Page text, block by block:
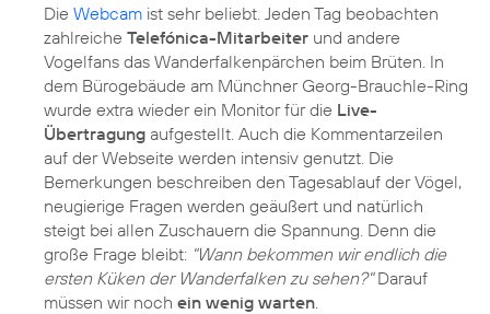
Die Webcam ist sehr beliebt. Jeden Tag beobachten
zahlreiche Telefónica-Mitarbeiter und andere
Vogelfans das Wanderfalkenpärchen beim Brüten. In
dem Bürogebäude am Münchner Georg-Brauchle-Ring
wurde extra wieder ein Monitor für die Live-
Übertragung aufgestellt. Auch die Kommentarzeilen
auf der Webseite werden intensiv genutzt. Die
Bemerkungen beschreiben den Tagesablauf der Vögel,
neugierige Fragen werden geäußert und natürlich
steigt bei allen Zuschauern die Spannung. Denn die
große Frage bleibt: "Wann bekommen wir endlich die
ersten Küken der Wanderfalken zu sehen?"Darauf
müssen wir noch ein wenig warten